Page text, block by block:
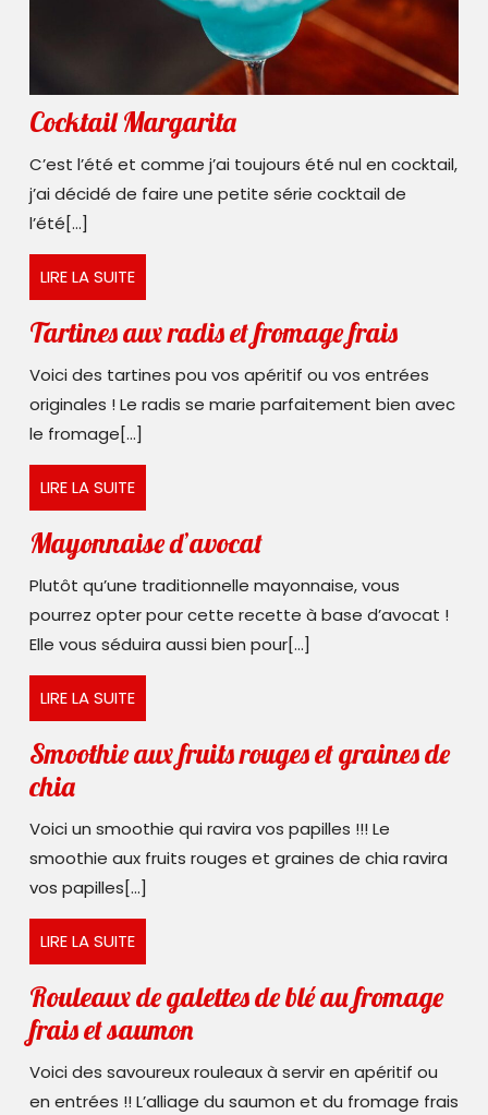
Cocktail MargaritaCocktail
Margarita
C’est l’été et comme j’ai toujours été nul en cocktail,
j’ai décidé de faire une petite série cocktail de
l’été[...]
LIRE LA SUITELIRE
LA
SUITE
Tartines aux radis et fromage fraisTartines
aux
radis
Voici des tartines pou vos apéritif ou vos entrées
originales ! Le radis se marie parfaitement bien avec
le fromage[...]
LIRE LA SUITELIRE
LA
SUITE
Mayonnaise d’avocatMayonnaise
d’avocat
Plutôt qu’une traditionnelle mayonnaise, vous
pourrez opter pour cette recette à base d’avocat !
Elle vous séduira aussi bien pour[...]
LIRE LA SUITELIRE
LA
SUITE
Smoothie aux fruits rouges et graines de
chiaSmoothie
aux
fruits
rouges
et
graines
de
chia
Voici un smoothie qui ravira vos papilles !!! Le
smoothie aux fruits rouges et graines de chia ravira
vos papilles[...]
LIRE LA SUITELIRE
LA
SUITE
Rouleaux de galettes de blé au fromage
frais et saumonRouleaux
de
galettes
Voici des savoureux rouleaux à servir en apéritif ou
en entrées !! L’alliage du saumon et du fromage frais